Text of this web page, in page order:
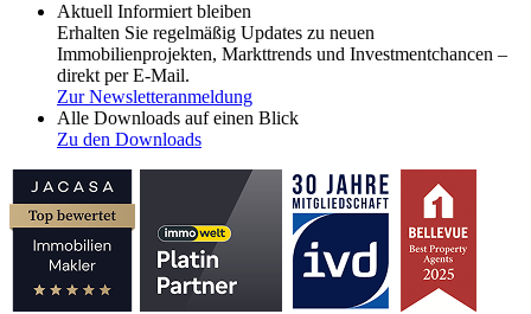
Aktuell Informiert bleiben
Erhalten Sie regelmäßig Updates zu neuen
Immobilienprojekten, Markttrends und Investmentchancen –
direkt per E-Mail.
Zur Newsletteranmeldung
Alle Downloads auf einen Blick
Zu den Downloads